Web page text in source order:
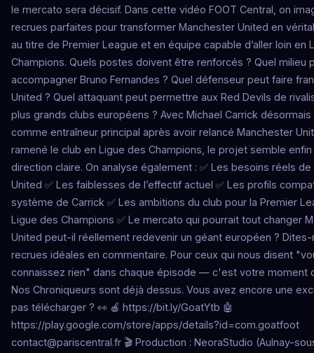
le mercato sera décisif. Dans cette vidéo FOOT Central, on
recrues parfaites pour transformer Manchester United en
au titre de Premier League et en équipe capable d’aller loin en
Champions. Quels postes doivent être renforcés ? Quel milieu
accompagner Bruno Fernandes ? Quel défenseur peut faire
United ? Quel attaquant peut permettre aux Red Devils de
plus grands clubs européens ? Avec Michael Carrick désormais
comme entraîneur principal après avoir relancé Manchester
ramené le club en Ligue des Champions, le projet semble enfin
direction claire. On analyse également : ✅ Les besoins réels
United ✅ Les faiblesses de l’effectif actuel ✅ Les profils
système de Carrick ✅ Les ambitions du club pour la Premier
Ligue des Champions ✅ Le mercato qui pourrait tout changer
United peut-il réellement redevenir un géant européen ?
recrues idéales en commentaire. Pour ceux qui nous disent
connaissez rien" dans chaque épisode — c'est votre moment
Nos Chroniqueurs sont déjà dessus. Vous avez encore une
pas télécharger ? 👀 🍎 https://bit.ly/GoatYtb 🤖
https://play.google.com/store/apps/details?id=com.goatfoot
contact@pariscentral.fr 🎬 Production : NeoraStudio (Aulnay-